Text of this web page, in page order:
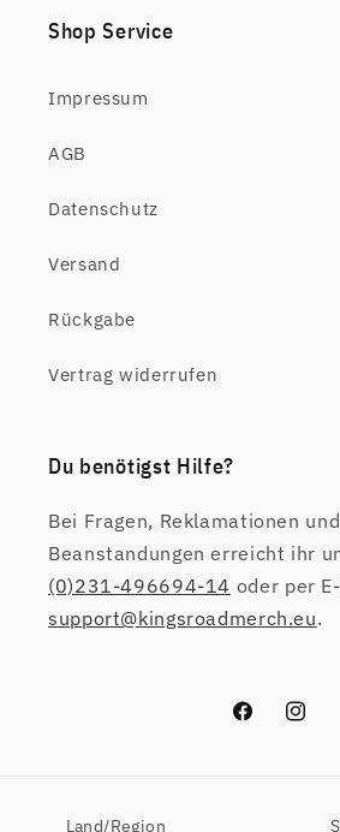
Shop Service
Impressum
AGB
Datenschutz
Versand
Rückgabe
Vertrag widerrufen
Du benötigst Hilfe?
Bei Fragen, Reklamationen und
Beanstandungen erreicht ihr
(0)231-496694-14 oder per
support@kingsroadmerch.eu.
Facebook
Land/Region